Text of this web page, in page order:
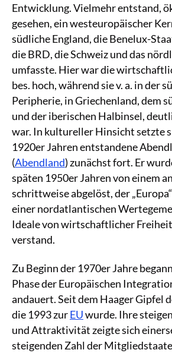
Entwicklung. Vielmehr entstand,
gesehen, ein westeuropäischer
südliche England, die Benelux-
die BRD, die Schweiz und das
umfasste. Hier war die
bes. hoch, während sie v. a. in der
Peripherie, in Griechenland, dem
und der iberischen Halbinsel,
war. In kultureller Hinsicht setzte
1920er Jahren entstandene
(Abendland) zunächst fort. Er
späten 1950er Jahren von einem
schrittweise abgelöst, der
einer nordatlantischen
Ideale von wirtschaftlicher
verstand.
Zu Beginn der 1970er Jahre
Phase der Europäischen
andauert. Seit dem Haager Gipfel
die 1993 zurEUwurde. Ihre
und Attraktivität zeigte sich
steigenden Zahl der